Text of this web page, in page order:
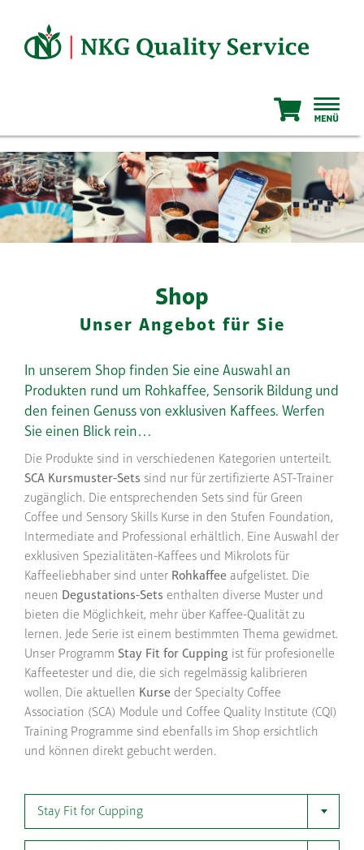
springen
Shop
Unser Angebot für Sie
In unserem Shop finden Sie eine Auswahl an
Produkten rund um Rohkaffee, Sensorik Bildung und
den feinen Genuss von exklusiven Kaffees. Werfen
Sie einen Blick rein…
Die Produkte sind in verschiedenen Kategorien unterteilt.
SCA Kursmuster-Sets sind nur für zertifizierte AST-Trainer
zugänglich. Die entsprechenden Sets sind für Green
Coffee und Sensory Skills Kurse in den Stufen Foundation,
Intermediate and Professional erhältlich. Eine Auswahl der
exklusiven Spezialitäten-Kaffees und Mikrolots für
Kaffeeliebhaber sind unter Rohkaffee aufgelistet. Die
neuen Degustations-Sets enthalten diverse Muster und
bieten die Möglichkeit, mehr über Kaffee-Qualität zu
lernen. Jede Serie ist einem bestimmten Thema gewidmet.
Unser Programm Stay Fit for Cupping ist für profesionelle
Kaffeetester und die, die sich regelmässig kalibrieren
wollen. Die aktuellen Kurse der Specialty Coffee
Association (SCA) Module und Coffee Quality Institute (CQI)
Training Programme sind ebenfalls im Shop ersichtlich
und können direkt gebucht werden.
Stay Fit for Cupping